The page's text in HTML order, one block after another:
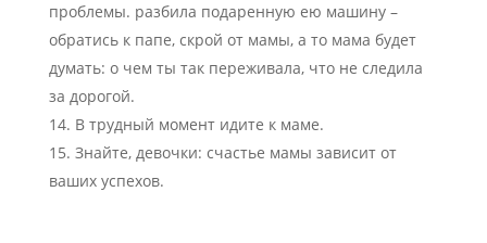
проблемы. разбила подаренную ею машину –
обратись к папе, скрой от мамы, а то мама будет
думать: о чем ты так переживала, что не следила
за дорогой.
В трудный момент идите к маме.
Знайте, девочки: счастье мамы зависит от
ваших успехов.